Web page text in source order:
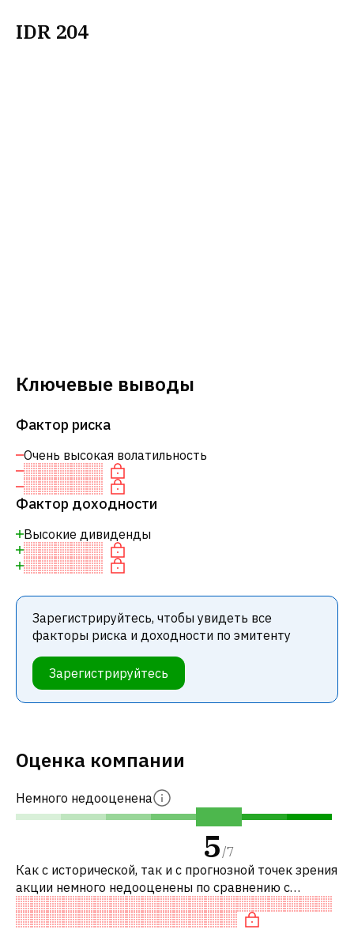
IDR 204
Ключевые выводы
Фактор риска
Очень высокая волатильность
Фактор доходности
Высокие дивиденды
Зарегистрируйтесь, чтобы увидеть все
факторы риска и доходности по эмитенту
Зарегистрируйтесь
Оценка компании
Немного недооценена
5 /7
Как с исторической, так и с прогнозной точек зрения
акции немного недооценены по сравнению с
аналогичными акциями. В частности, акция
компании разумно оценена по P/E, спр